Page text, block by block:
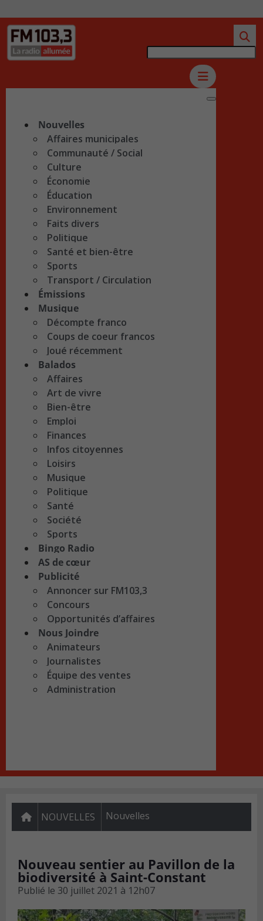
Nouvelles
Affaires municipales
Communauté / Social
Culture
Économie
Éducation
Environnement
Faits divers
Politique
Santé et bien-être
Sports
Transport / Circulation
Émissions
Musique
Décompte franco
Coups de coeur francos
Joué récemment
Balados
Affaires
Art de vivre
Bien-être
Emploi
Finances
Infos citoyennes
Loisirs
Musique
Politique
Santé
Société
Sports
Bingo Radio
AS de cœur
Publicité
Annoncer sur FM103,3
Concours
Opportunités d’affaires
Nous Joindre
Animateurs
Journalistes
Équipe des ventes
Administration
NOUVELLES Nouvelles
Nouveau sentier au Pavillon de la
biodiversité à Saint-Constant
Publié le 30 juillet 2021 à 12h07